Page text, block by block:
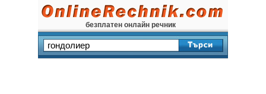
безплатен онлайн речник